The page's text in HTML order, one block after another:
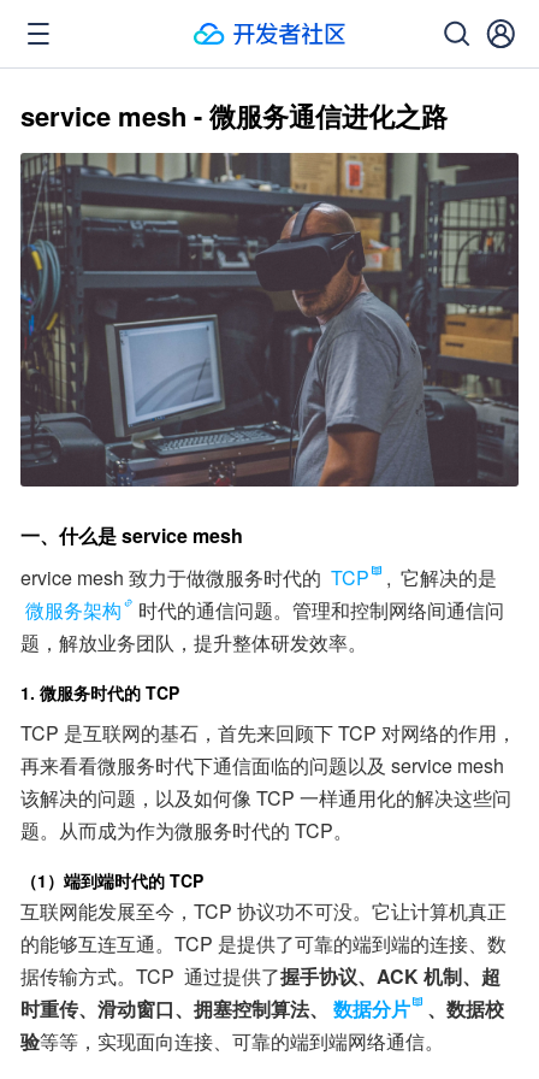
service mesh - 微服务通信进化之路
一、什么是 service mesh
ervice mesh 致力于做微服务时代的 TCP
,  它解决的是
微服务架构
时代的通信问题。管理和控制网络间通信问
题，解放业务团队，提升整体研发效率。
1. 微服务时代的 TCP
TCP 是互联网的基石，首先来回顾下 TCP 对网络的作用，
再来看看微服务时代下通信面临的问题以及 service mesh
该解决的问题，以及如何像 TCP 一样通用化的解决这些问
题。从而成为作为微服务时代的 TCP。
（1）端到端时代的 TCP
互联网能发展至今，TCP 协议功不可没。它让计算机真正
的能够互连互通。TCP 是提供了可靠的端到端的连接、数
据传输方式。TCP  通过提供了握手协议、ACK 机制、超
时重传、滑动窗口、拥塞控制算法、
数据分片
、数据校
验等等，实现面向连接、可靠的端到端网络通信。